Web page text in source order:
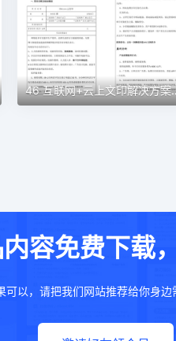
46 互联网+云上文印解
容免费下
可以，请把我们网站推荐给你身边